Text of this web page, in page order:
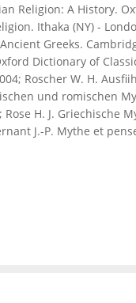
Religion: A History.
Ithaka (NY) -
Greeks.
Dictionary of
Roscher W. H.
und romischen
Rose H. J. Griechische
J.-P. Mythe et